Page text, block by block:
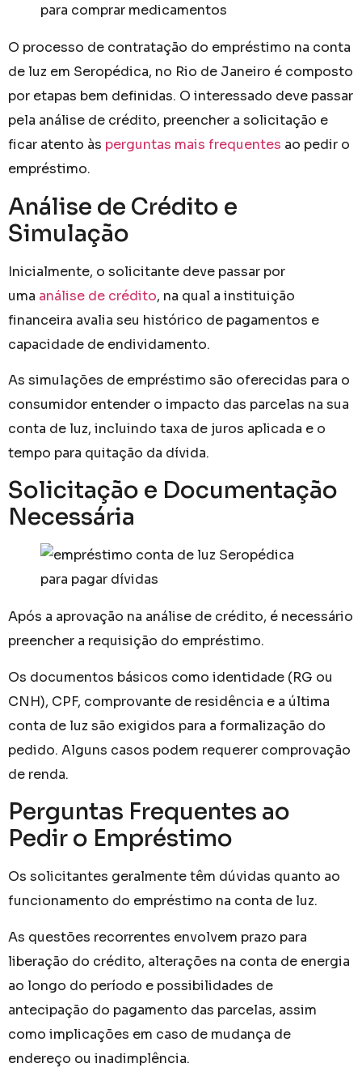
O processo de contratação do empréstimo na conta
de luz em Seropédica, no Rio de Janeiro é composto
por etapas bem definidas. O interessado deve passar
pela análise de crédito, preencher a solicitação e
ficar atento às perguntas mais frequentes ao pedir o
empréstimo.
Análise de Crédito e
Simulação
Inicialmente, o solicitante deve passar por
uma análise de crédito, na qual a instituição
financeira avalia seu histórico de pagamentos e
capacidade de endividamento.
As simulações de empréstimo são oferecidas para o
consumidor entender o impacto das parcelas na sua
conta de luz, incluindo taxa de juros aplicada e o
tempo para quitação da dívida.
Solicitação e Documentação
Necessária
Após a aprovação na análise de crédito, é necessário
preencher a requisição do empréstimo.
Os documentos básicos como identidade (RG ou
CNH), CPF, comprovante de residência e a última
conta de luz são exigidos para a formalização do
pedido. Alguns casos podem requerer comprovação
de renda.
Perguntas Frequentes ao
Pedir o Empréstimo
Os solicitantes geralmente têm dúvidas quanto ao
funcionamento do empréstimo na conta de luz.
As questões recorrentes envolvem prazo para
liberação do crédito, alterações na conta de energia
ao longo do período e possibilidades de
antecipação do pagamento das parcelas, assim
como implicações em caso de mudança de
endereço ou inadimplência.